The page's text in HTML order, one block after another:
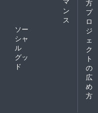
ン
ス
ソー
シャ
ル
グッ
ド
方
プ
ロ
ジ
ェ
ク
ト
の
広
め
方